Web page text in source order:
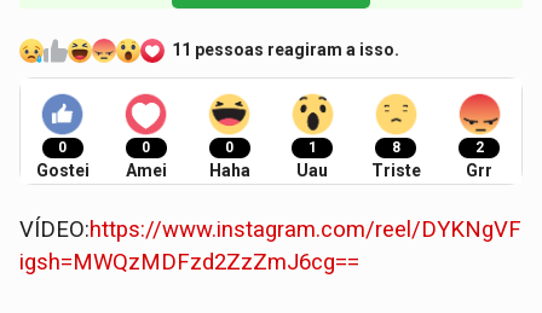
11 pessoas reagiram a isso.
0
Gostei
0
Amei
0
Haha
1
Uau
8
Triste
2
Grr
VÍDEO:https://www.instagram.com/reel/
igsh=MWQzMDFzd2ZzZmJ6cg==